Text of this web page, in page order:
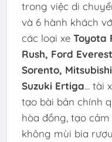
trong việc di
và 6 hành khách
các loại xe Toyota
Rush, Ford
Sorento,
Suzuki Ertiga... tài
tạo bài bản chính
hòa đồng, tạo
không mùi bia